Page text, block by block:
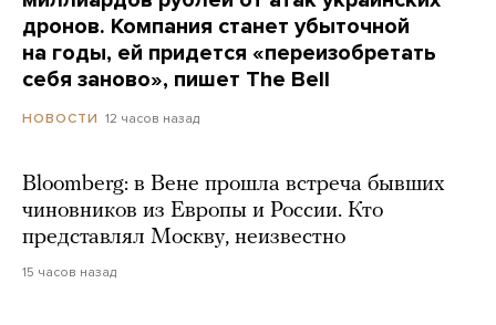
дронов. Компания станет убыточной
на годы, ей придется «переизобретать
себя заново», пишет The Bell
НОВОСТИ 12 часов назад
Bloomberg: в Вене прошла встреча бывших
чиновников из Европы и России. Кто
представлял Москву, неизвестно
15 часов назад